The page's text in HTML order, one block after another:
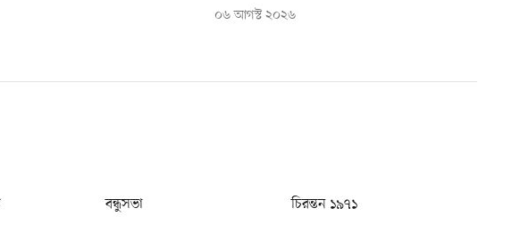
০৬ আগস্ট ২০২৬
বন্ধুসভা
চিরন্তন ১৯৭১